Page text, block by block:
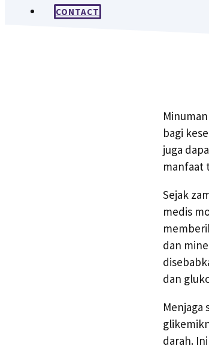
CONTACT
bagi
juga
manfaat
Sejak
medis
dan
dan
Menjaga
darah.